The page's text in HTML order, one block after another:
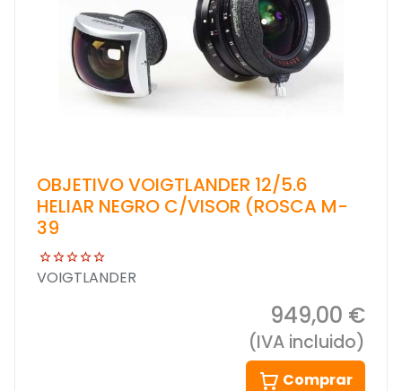
OBJETIVO VOIGTLANDER 12/5.6
HELIAR NEGRO C/VISOR (ROSCA M-
39
VOIGTLANDER
949,00 €
(IVA incluido)
Comprar